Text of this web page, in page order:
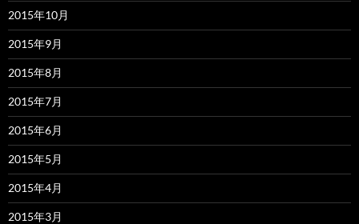
2015年10月
2015年9月
2015年8月
2015年7月
2015年6月
2015年5月
2015年4月
2015年3月